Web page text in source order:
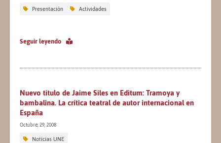
Presentación Actividades
Seguir leyendo
Nuevo título de Jaime Siles en Editum: Tramoya y
bambalina. La crítica teatral de autor internacional en
España
Octubre, 29, 2008
Noticias UNE